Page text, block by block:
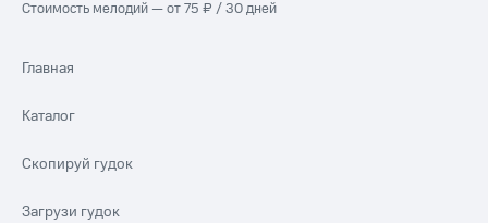
Стоимость мелодий — от 75 ₽ / 30 дней
Главная
Каталог
Скопируй гудок
Загрузи гудок